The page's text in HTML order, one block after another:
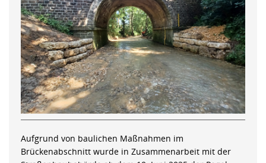
Aufgrund von baulichen Maßnahmen im
Brückenabschnitt wurde in Zusammenarbeit mit der